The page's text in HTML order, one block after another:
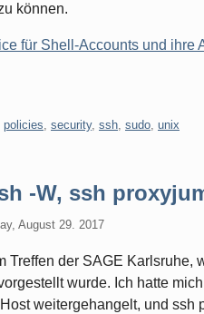
können.
für Shell-Accounts und ihre
policies, security, ssh, sudo, unix
-W, ssh
August 29. 2017
Treffen der SAGE Karlsruhe,
wurde. Ich hatte
weitergehangelt, und ssh